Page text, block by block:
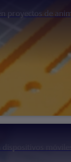
proyectos de